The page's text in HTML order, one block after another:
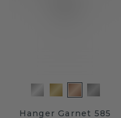
Hanger Garnet 585